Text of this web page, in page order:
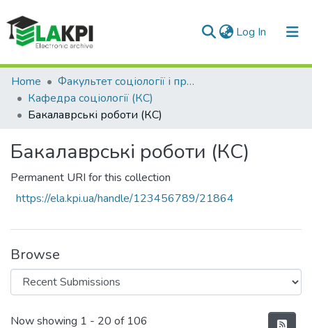
Log In (current)
Communities & Collections
All of DSpace
Home
Факультет соціології і права (ФСП)
Кафедра соціології (КС)
Бакалаврські роботи (КС)
Бакалаврські роботи (КС)
Permanent URI for this collection
https://ela.kpi.ua/handle/123456789/21864
Browse
Recent Submissions
Now showing 1 - 20 of 106